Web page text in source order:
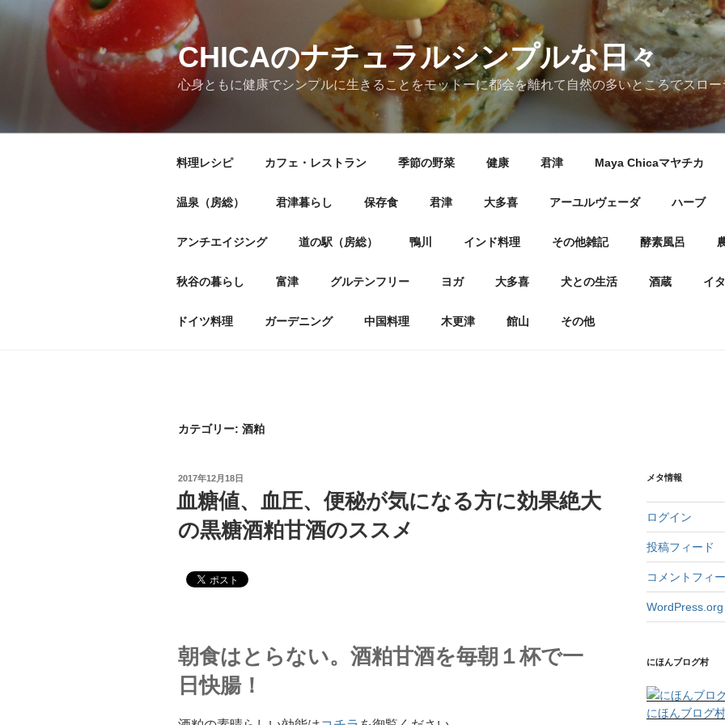
CHICAのナチュラルシンプルな日々
心身ともに健康でシンプルに生きることをモットーに都会を離れて自然の多いところでスロ
料理レシピ カフェ・レストラン 季節の野菜 健康 君津 Maya Chicaマヤチカ
温泉（房総） 君津暮らし 保存食 君津 大多喜 アーユルヴェーダ ハーブ
アンチエイジング 道の駅（房総） 鴨川 インド料理 その他雑記 酵素風呂
秋谷の暮らし 富津 グルテンフリー ヨガ 大多喜 犬との生活 酒蔵 イ
ドイツ料理 ガーデニング 中国料理 木更津 館山 その他
カテゴリー: 酒粕
2017年12月18日
血糖値、血圧、便秘が気になる方に効果絶大
の黒糖酒粕甘酒のススメ
朝食はとらない。酒粕甘酒を毎朝１杯で一
日快腸！
メタ情報
ログイン
投稿フィード
コメントフィ
WordPress.org
にほんブログ村
にほんブログ村